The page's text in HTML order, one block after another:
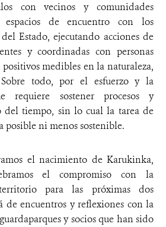
con vecinos y comunidades
espacios de encuentro con los
Estado, ejecutando acciones de
y coordinadas con personas
medibles en la naturaleza,
todo, por el esfuerzo y la
requiere sostener procesos y
del tiempo, sin lo cual la tarea de
posible ni menos sostenible.
el nacimiento de Karukinka,
el compromiso con la
para las próximas dos
de encuentros y reflexiones con la
y socios que han sido